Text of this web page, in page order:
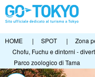
HOME | SPOT | Zona
Chofu, Fuchu e dintorni -
Parco zoologico di Tama